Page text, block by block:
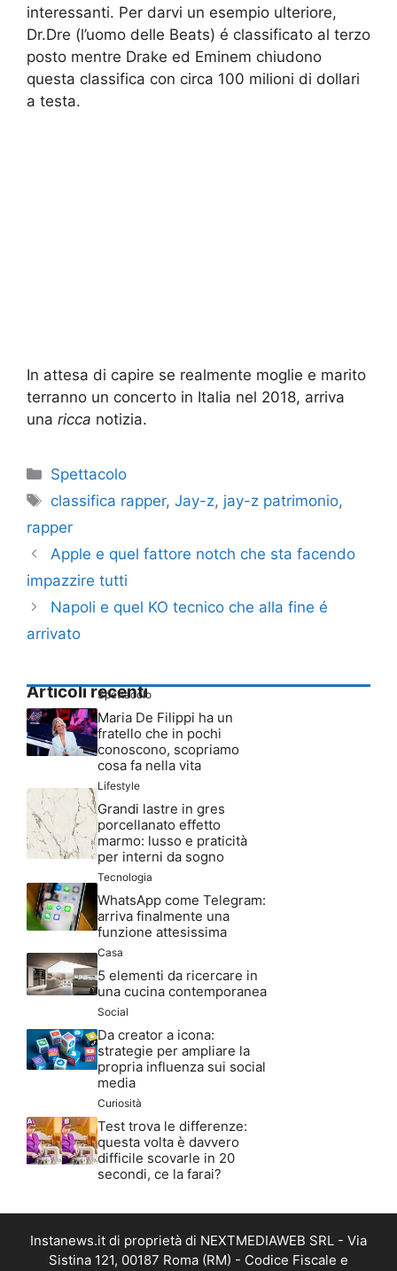
interessanti. Per darvi un esempio ulteriore,
Dr.Dre (l’uomo delle Beats) é classificato al terzo
posto mentre Drake ed Eminem chiudono
questa classifica con circa 100 milioni di dollari
a testa.
In attesa di capire se realmente moglie e marito
terranno un concerto in Italia nel 2018, arriva
una ricca notizia.
Categorie
Spettacolo
Tag
classifica rapper,Jay-z, jay-z patrimonio,
rapper
Apple e quel fattore notch che sta facendo
impazzire tutti
Napoli e quel KO tecnico che alla fine é
arrivato
Articoli recenti
Spettacolo
Maria De Filippi ha un
fratello che in pochi
conoscono, scopriamo
cosa fa nella vita
Lifestyle
Grandi lastre in gres
porcellanato effetto
marmo: lusso e praticità
per interni da sogno
Tecnologia
WhatsApp come Telegram:
arriva finalmente una
funzione attesissima
Casa
5 elementi da ricercare in
una cucina contemporanea
Social
Da creator a icona:
strategie per ampliare la
propria influenza sui social
media
Curiosità
Test trova le differenze:
questa volta è davvero
difficile scovarle in 20
secondi, ce la farai?
Instanews.it di proprietà di NEXTMEDIAWEB SRL - Via
Sistina 121, 00187 Roma (RM) - Codice Fiscale e